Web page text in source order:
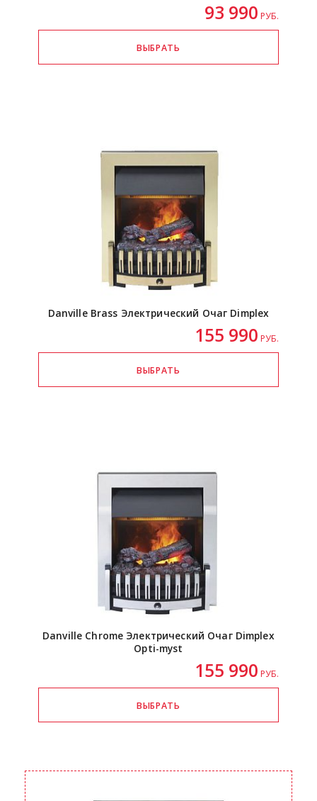
93 990 РУБ.
Danville Brass Электрический Очаг Dimplex
155 990 РУБ.
Danville Chrome Электрический Очаг Dimplex
Opti-myst
155 990 РУБ.